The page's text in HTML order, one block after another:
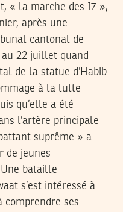
« la marche des 17 »,
après une
cantonal de
au 22 juillet quand
de la statue d’Habib
à la lutte
qu’elle a été
l’artère principale
suprême » a
de jeunes
bataille
s’est intéressé à
comprendre ses